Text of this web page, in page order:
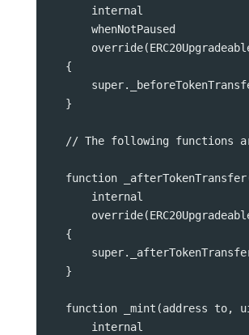
        internal
        whenNotPaused
    {
    }
// The following functions
function
        internal
    {
    }
function _mint(address to,
        internal